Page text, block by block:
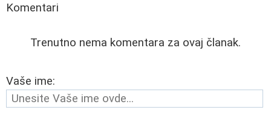
Komentari
Trenutno nema komentara za ovaj članak.
Vaše ime: